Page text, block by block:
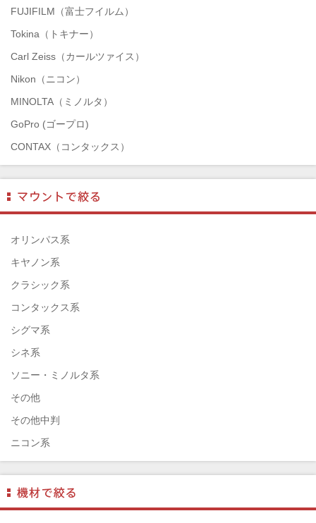
FUJIFILM（富士フイルム）
Tokina（トキナー）
Carl Zeiss（カールツァイス）
Nikon（ニコン）
MINOLTA（ミノルタ）
GoPro (ゴープロ)
CONTAX（コンタックス）
Mamiya（マミヤ）
TAMRON（タムロン）
SIGMA（シグマ）
HASSELBLAD（ハッセルブラッド）
EPSON（エプソン）
ENNA München（エナ）
ELEFOTO（エレフォト）
ELECOM（エレコム）
￼EIZO（エイゾ）
edelkrone（エーデンクローン）
Garmin（ガーミン）
Dust-Off（ダストオフ）
DreamMaker（ドリームメーカー）
DNPフォトイメージング(ディーエヌピー)
DIGITALKING（デジタルキング）
オリンパス系
キヤノン系
クラシック系
コンタックス系
シグマ系
シネ系
ソニー・ミノルタ系
その他
その他中判
ニコン系
フジフィルム系
ペンタックス系